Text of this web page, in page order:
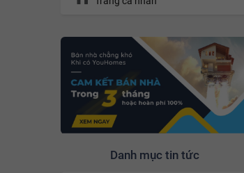
Danh mục tin tức